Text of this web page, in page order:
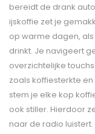
bereidt de drank
ijskoffie zet je
op warme dagen,
drinkt. Je navigeert
overzichtelijke
zoals koffiesterkte
stem je elke kop
ook stiller. Hierdoor
naar de radio luistert.